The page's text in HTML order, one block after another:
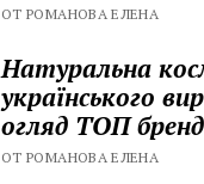
ОТ РОМАНОВА ЕЛЕНА
Натуральна
українського
огляд ТОП
ОТ РОМАНОВА ЕЛЕНА